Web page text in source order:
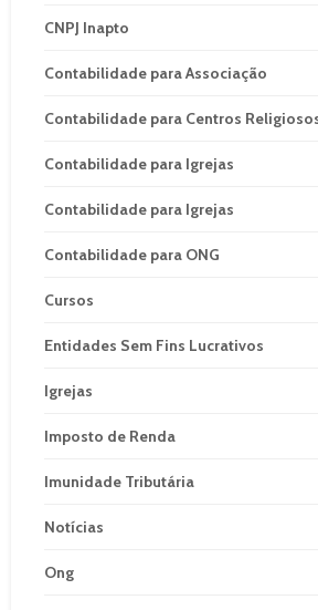
CNPJ Inapto
Contabilidade para Associação
Contabilidade para Centros
Contabilidade para Igrejas
Contabilidade para Igrejas
Contabilidade para ONG
Cursos
Entidades Sem Fins Lucrativos
Igrejas
Imposto de Renda
Imunidade Tributária
Notícias
Ong